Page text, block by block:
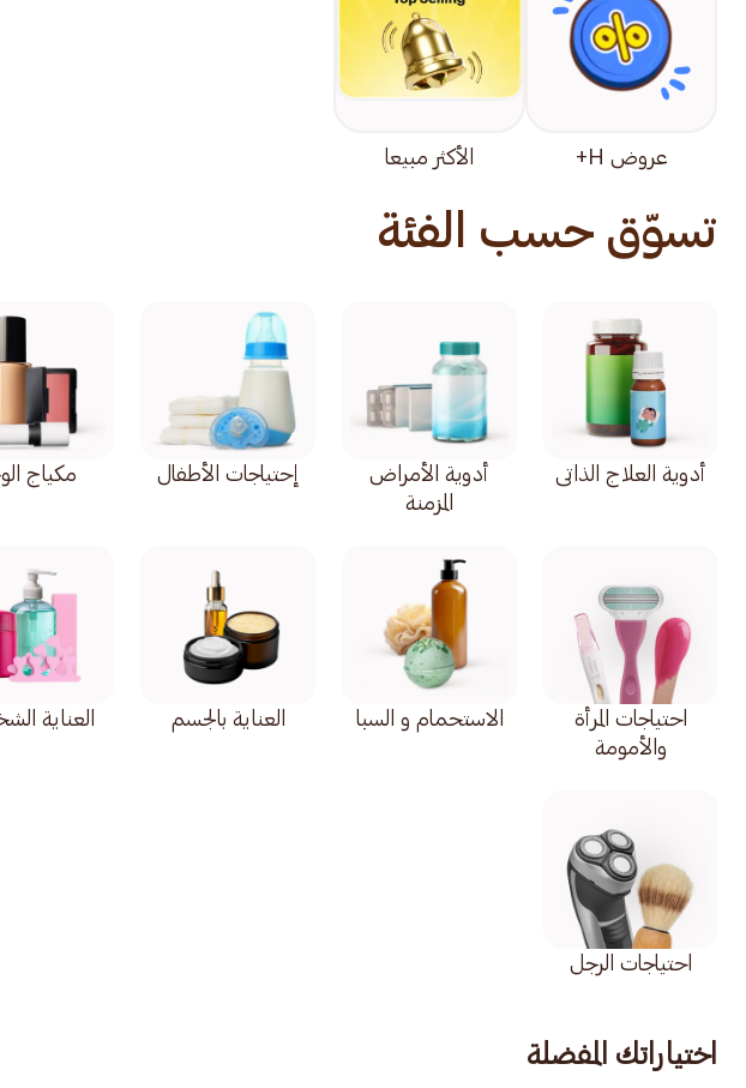
عروض H+ الأكثر مبيعا
تسوّق حسب الفئة
أدوية العلاج الذاتي
أدوية الأمراض
المزمنة
إحتياجات الأطفال مكياج
احتياجات المرأة
والأمومة
الاستحمام و السبا العناية بالجسم العناية
احتياجات الرجل
اختياراتك المفضلة